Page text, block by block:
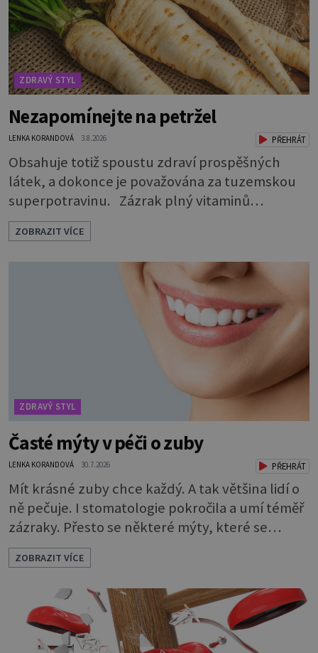
ZDRAVÝ STYL
Nezapomínejte na petržel
LENKA KORANDOVÁ 3.8.2026 PŘEHRÁT
Obsahuje totiž spoustu zdraví prospěšných
látek, a dokonce je považována za tuzemskou
superpotravinu. Zázrak plný vitaminů
V petrželi najdete vitaminy B1, B2, B3, B6,
provitamin A, vitamin E a velké množství
vitamínu C (nejvíce ho má nať, dokonce třikrát
více než pomeranč, v kořeni je také, ale je ho
desetkrát méně), a kyselinu listovou. Ale to
není všechno. Obsahuje také důležité
ZOBRAZIT VÍCE
ZDRAVÝ STYL
Časté mýty v péči o zuby
LENKA KORANDOVÁ 30.7.2026 PŘEHRÁT
Mít krásné zuby chce každý. A tak většina lidí o
ně pečuje. I stomatologie pokročila a umí téměř
zázraky. Přesto se některé mýty, které se
tradují, nedaří vyvrátit. Které? Večer místo
čištění snězte jablko Jedna z nejoblíbenějších
pověr už z časů našich babiček, kterou se
rozhodně nevyplatí praktikovat. Jablko
opravdu zuby nevyčistí. Obsahuje sacharidy,
které bakterie v ústech pře
ZOBRAZIT VÍCE